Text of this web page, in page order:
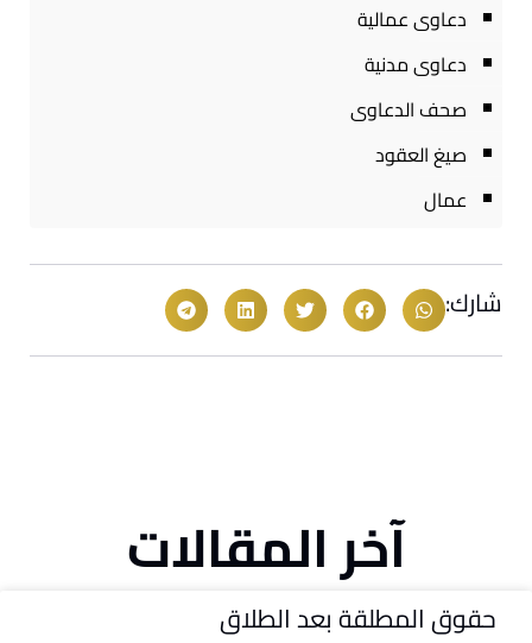
دعاوى عمالية
دعاوى مدنية
صحف الدعاوى
صيغ العقود
عمال
شارك:
آخر المقالات
حقوق المطلقة بعد الطلاق